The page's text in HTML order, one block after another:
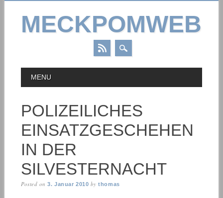
MECKPOMWEB
MAIN MENU
MENU
POLIZEILICHES
EINSATZGESCHEHEN
IN DER
SILVESTERNACHT
Posted on3. Januar 2010 bythomas